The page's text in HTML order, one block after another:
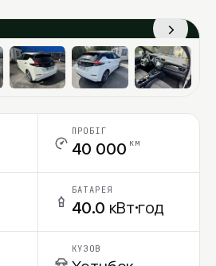
›
ПРОБІГ
40 000 км
БАТАРЕЯ
40.0 кВт·год
КУЗОВ